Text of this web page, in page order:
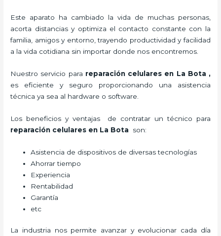
Este aparato ha cambiado la vida de muchas personas,
acorta distancias y optimiza el contacto constante con la
familia, amigos y entorno, trayendo productividad y facilidad
a la vida cotidiana sin importar donde nos encontremos.
Nuestro servicio para reparación celulares en La Bota ,
es eficiente y seguro proporcionando una asistencia
técnica ya sea al hardware o software.
Los beneficios y ventajas de contratar un técnico para
reparación celulares en La Bota son:
Asistencia de dispositivos de diversas tecnologías
Ahorrar tiempo
Experiencia
Rentabilidad
Garantía
etc
La industria nos permite avanzar y evolucionar cada día